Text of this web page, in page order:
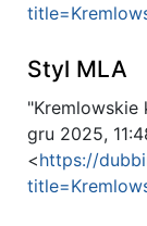
Styl MLA
"Kremlowskie
gru 2025,
<https://